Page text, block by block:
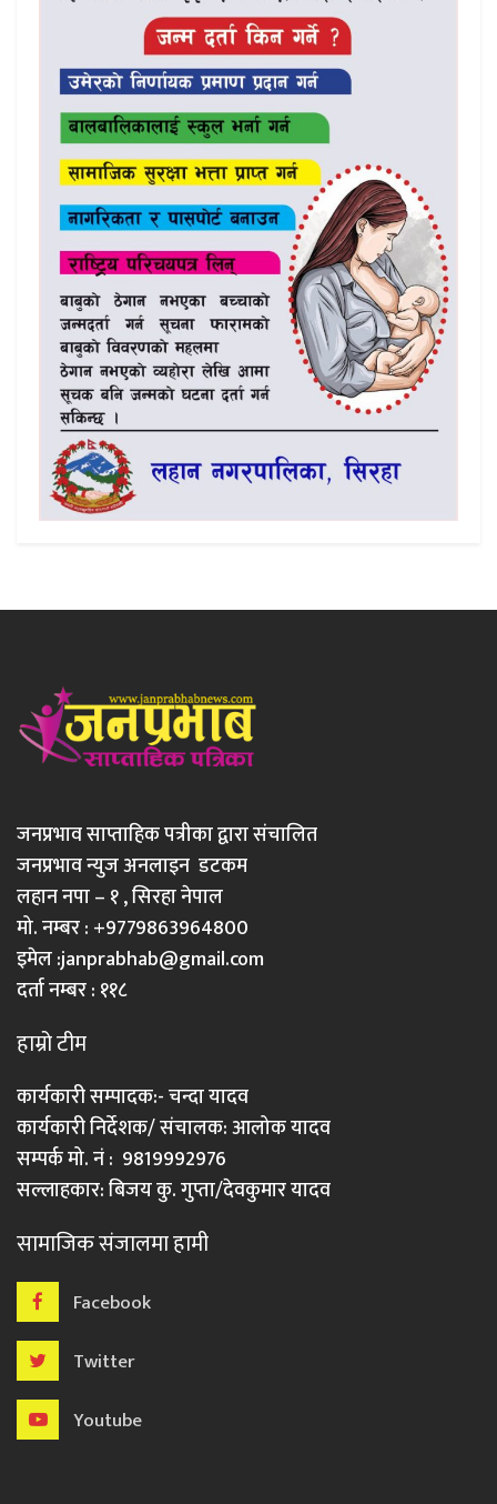
जनप्रभाव साप्ताहिक पत्रीका द्वारा संचालित
जनप्रभाव न्युज अनलाइन डटकम
लहान नपा – १ , सिरहा नेपाल
मो. नम्बर : +9779863964800
इमेल :janprabhab@gmail.com
दर्ता नम्बर : ११८
हाम्रो टीम
कार्यकारी सम्पादक:- चन्दा यादव
कार्यकारी निर्देशक/ संचालक: आलोक यादव
सम्पर्क मो. नं : 9819992976
सल्लाहकार: बिजय कु. गुप्ता/देवकुमार यादव
सामाजिक संजालमा हामी
Facebook
Twitter
Youtube